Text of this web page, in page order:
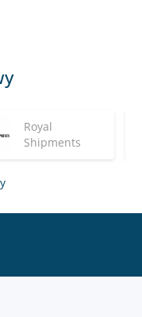
Royal
Shipments